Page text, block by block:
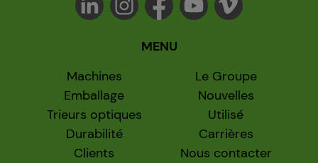
MENU
Machines
Emballage
Trieurs optiques
Durabilité
Clients
Le Groupe
Nouvelles
Utilisé
Carrières
Nous contacter